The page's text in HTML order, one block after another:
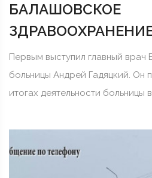
БАЛАШОВСКОЕ
Первым выступил главный
больницы Андрей Гадяцкий. Он
итогах деятельности больницы